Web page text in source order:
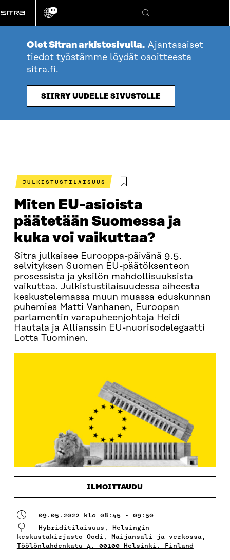
suoraan
sisältöön
Vaihda
kieli
FI
Hae
Olet Sitran arkistosivulla. Ajantasaiset
tiedot työstämme löydät osoitteesta
sitra.fi.
SIIRRY UUDELLE SIVUSTOLLE
JULKISTUSTILAISUUS
Miten EU-asioista
päätetään Suomessa ja
kuka voi vaikuttaa?
Sitra julkaisee Eurooppa-päivänä 9.5.
selvityksen Suomen EU-päätöksenteon
prosessista ja yksilön mahdollisuuksista
vaikuttaa. Julkistustilaisuudessa aiheesta
keskustelemassa muun muassa eduskunnan
puhemies Matti Vanhanen, Euroopan
parlamentin varapuheenjohtaja Heidi
Hautala ja Allianssin EU-nuorisodelegaatti
Lotta Tuominen.
ILMOITTAUDU
09.05.2022 klo 08:45 - 09:50
Hybriditilaisuus, Helsingin
keskustakirjasto Oodi, Maijansali ja verkossa,
Töölönlahdenkatu 4, 00100 Helsinki, Finland